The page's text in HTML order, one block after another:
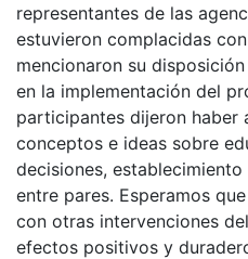
representantes de las
estuvieron complacidas
mencionaron su
en la implementación del
participantes dijeron haber
conceptos e ideas sobre
decisiones,
entre pares. Esperamos
con otras intervenciones
efectos positivos y